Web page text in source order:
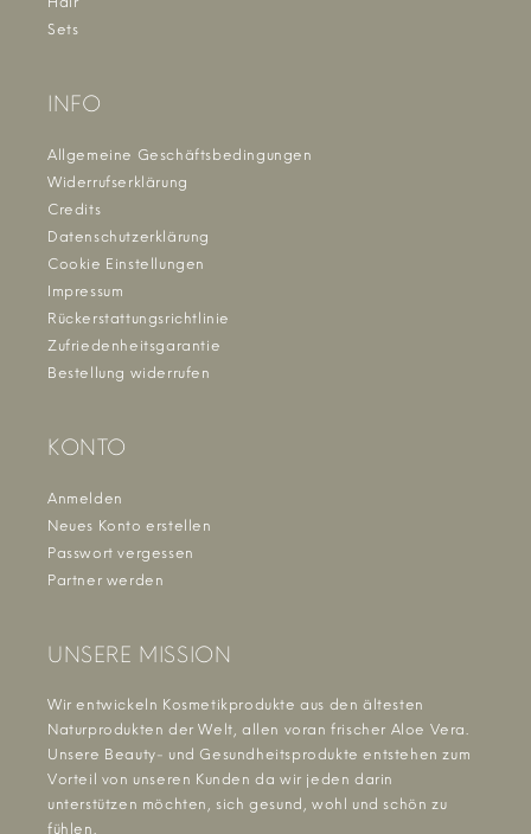
Sets
INFO
Allgemeine Geschäftsbedingungen
Widerrufserklärung
Credits
Datenschutzerklärung
Cookie Einstellungen
Impressum
Rückerstattungsrichtlinie
Zufriedenheitsgarantie
Bestellung widerrufen
KONTO
Anmelden
Neues Konto erstellen
Passwort vergessen
Partner werden
UNSERE MISSION
Wir entwickeln Kosmetikprodukte aus den ältesten
Naturprodukten der Welt, allen voran frischer Aloe Vera.
Unsere Beauty- und Gesundheitsprodukte entstehen zum
Vorteil von unseren Kunden da wir jeden darin
unterstützen möchten, sich gesund, wohl und schön zu
fühlen.